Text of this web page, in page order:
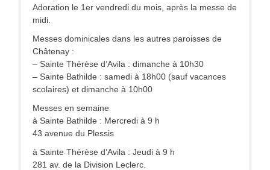
Adoration le 1er vendredi du mois, après la messe de
midi.
Messes dominicales dans les autres paroisses de
Châtenay :
– Sainte Thérèse d’Avila : dimanche à 10h30
– Sainte Bathilde : samedi à 18h00 (sauf vacances
scolaires) et dimanche à 10h00
Messes en semaine
à Sainte Bathilde : Mercredi à 9 h
43 avenue du Plessis
à Sainte Thérèse d’Avila : Jeudi à 9 h
281 av. de la Division Leclerc.